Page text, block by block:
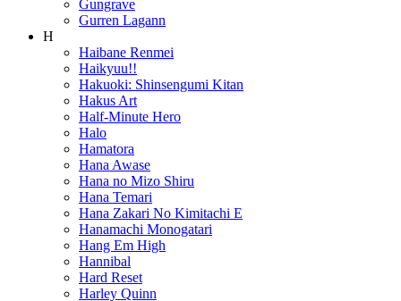
Gungrave
Gurren Lagann
H
Haibane Renmei
Haikyuu!!
Hakuoki: Shinsengumi Kitan
Hakus Art
Half-Minute Hero
Halo
Hamatora
Hana Awase
Hana no Mizo Shiru
Hana Temari
Hana Zakari No Kimitachi E
Hanamachi Monogatari
Hang Em High
Hannibal
Hard Reset
Harley Quinn